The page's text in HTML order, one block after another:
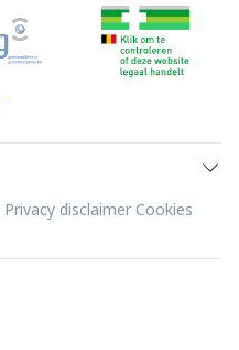
Privacy disclaimer Cookies